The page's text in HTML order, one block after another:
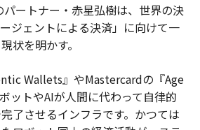
ートナー・赤星弘樹は、世界の決
ジェントによる決済」に向けて一
状を明かす。
Wallets』やMastercardの『Age
ットやAIが人間に代わって自律的
了させるインフラです。かつては